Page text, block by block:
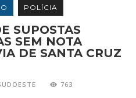
POLÍCIA
SUPOSTAS
SEM NOTA
DE SANTA CRUZ
763